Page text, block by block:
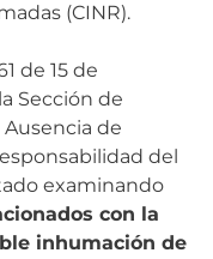
(CINR).
de 15 de
Sección de
Ausencia de
del
examinando
con la
inhumación de